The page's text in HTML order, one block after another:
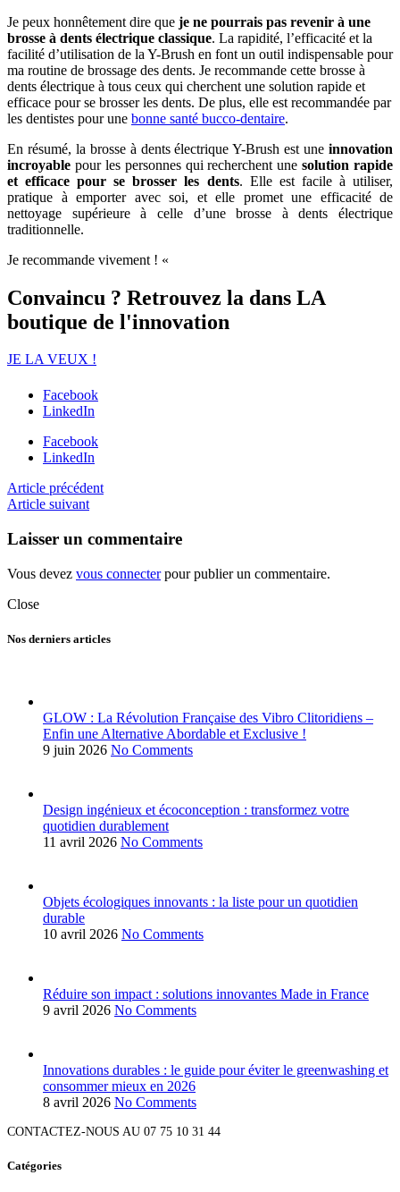
Je peux honnêtement dire que je ne pourrais pas revenir à une
brosse à dents électrique classique. La rapidité, l’efficacité et la
facilité d’utilisation de la Y-Brush en font un outil indispensable pour
ma routine de brossage des dents. Je recommande cette brosse à
dents électrique à tous ceux qui cherchent une solution rapide et
efficace pour se brosser les dents. De plus, elle est recommandée par
les dentistes pour une bonne santé bucco-dentaire.
En résumé, la brosse à dents électrique Y-Brush est une innovation
incroyable pour les personnes qui recherchent unesolution rapide
et efficace pour se brosser les dents. Elle est facile à utiliser,
pratique à emporter avec soi, et elle promet une efficacité de
nettoyage supérieure à celle d’une brosse à dents électrique
traditionnelle.
Je recommande vivement ! «
Convaincu ? Retrouvez la dans LA
boutique de l'innovation
JE LA VEUX !
Facebook
LinkedIn
Facebook
LinkedIn
Article précédent
Article suivant
Laisser un commentaire
Vous devez vous connecterpour publier un commentaire.
Close
Nos derniers articles
GLOW : La Révolution Française des Vibro Clitoridiens –
Enfin une Alternative Abordable et Exclusive !
9 juin 2026 No Comments
Design ingénieux et écoconception : transformez votre
quotidien durablement
11 avril 2026 No Comments
Objets écologiques innovants : la liste pour un quotidien
durable
10 avril 2026 No Comments
Réduire son impact : solutions innovantes Made in France
9 avril 2026 No Comments
Innovations durables : le guide pour éviter le greenwashing et
consommer mieux en 2026
8 avril 2026 No Comments
CONTACTEZ-NOUS AU 07 75 10 31 44
Catégories